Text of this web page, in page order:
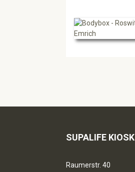
SUPALIFE KIOSK
Raumerstr. 40